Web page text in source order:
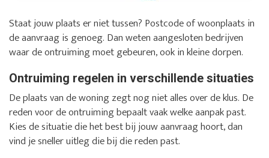
Staat jouw plaats er niet tussen? Postcode of woonplaats in
de aanvraag is genoeg. Dan weten aangesloten bedrijven
waar de ontruiming moet gebeuren, ook in kleine dorpen.
Ontruiming regelen in verschillende situaties
De plaats van de woning zegt nog niet alles over de klus. De
reden voor de ontruiming bepaalt vaak welke aanpak past.
Kies de situatie die het best bij jouw aanvraag hoort, dan
vind je sneller uitleg die bij die reden past.